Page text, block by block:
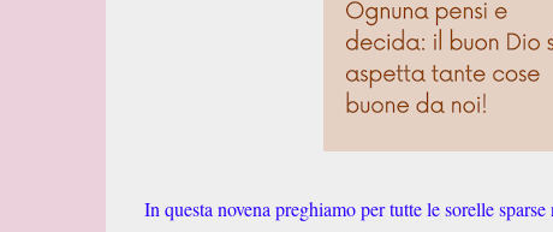
In questa novena preghiamo per tutte le sorelle